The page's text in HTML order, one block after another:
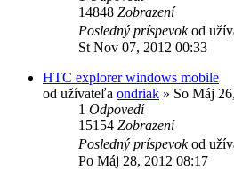
14848 Zobrazení
Posledný príspevokod
St Nov 07, 2012 00:33
HTC explorer windows mobile
od užívateľa ondriak » So Máj
1 Odpovedí
15154 Zobrazení
Posledný príspevokod
Po Máj 28, 2012 08:17